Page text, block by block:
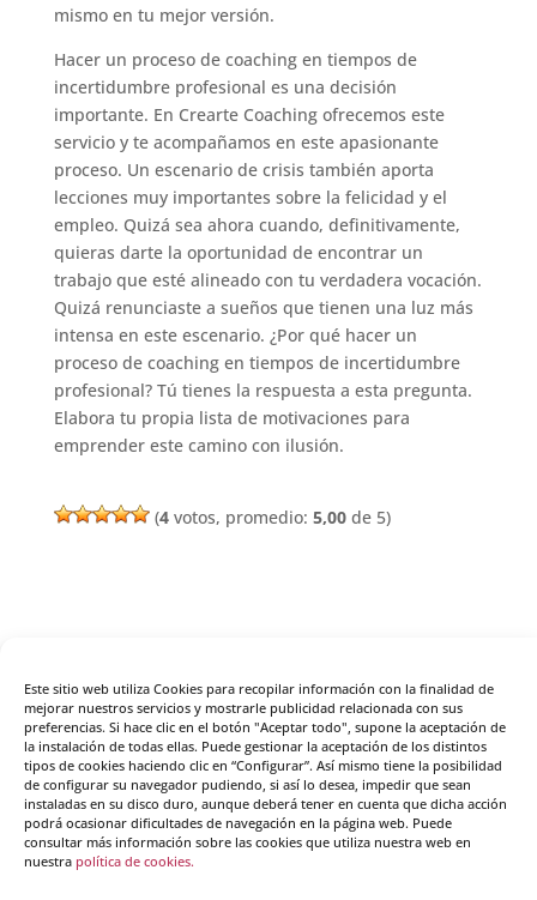
Este sitio web utiliza Cookies para recopilar información con la finalidad de
mejorar nuestros servicios y mostrarle publicidad relacionada con sus
preferencias. Si hace clic en el botón "Aceptar todo", supone la aceptación de
la instalación de todas ellas. Puede gestionar la aceptación de los distintos
tipos de cookies haciendo clic en “Configurar”. Así mismo tiene la posibilidad
de configurar su navegador pudiendo, si así lo desea, impedir que sean
instaladas en su disco duro, aunque deberá tener en cuenta que dicha acción
podrá ocasionar dificultades de navegación en la página web. Puede
consultar más información sobre las cookies que utiliza nuestra web en
nuestra política de cookies.
mismo en tu mejor versión.
Hacer un proceso de coaching en tiempos de
incertidumbre profesional es una decisión
importante. En Crearte Coaching ofrecemos este
servicio y te acompañamos en este apasionante
proceso. Un escenario de crisis también aporta
lecciones muy importantes sobre la felicidad y el
empleo. Quizá sea ahora cuando, definitivamente,
quieras darte la oportunidad de encontrar un
trabajo que esté alineado con tu verdadera vocación.
Quizá renunciaste a sueños que tienen una luz más
intensa en este escenario. ¿Por qué hacer un
proceso de coaching en tiempos de incertidumbre
profesional? Tú tienes la respuesta a esta pregunta.
Elabora tu propia lista de motivaciones para
emprender este camino con ilusión.
(4votos, promedio: 5,00de 5)
Tu dirección de correo electrónico no será publicada.
Los campos obligatorios están marcados con*